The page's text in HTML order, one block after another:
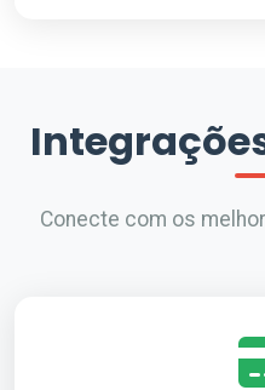
Conecte com os